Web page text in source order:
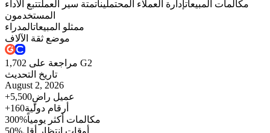
مكالمات المبيعاتإدارة العملاء المحتملينأتمتة سير العملتتبع الأداء
المستخدمون
ممثلو المبيعاتالمدراء
موضع ثقة الآلاف
1,702 مراجعة على G2
تاريخ التحديث
August 2, 2026
+5,500عميل راضٍ
+160أرقام دولية
300%مكالمات أكثر يومياً
50%أوقات انتظار أقل